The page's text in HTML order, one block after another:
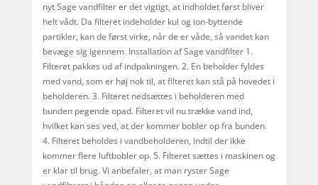
nyt Sage vandfilter er det vigtigt, at indholdet først bliver
helt vådt. Da filteret indeholder kul og ion-byttende
partikler, kan de først virke, når de er våde, så vandet kan
bevæge sig igennem. Installation af Sage vandfilter 1.
Filteret pakkes ud af indpakningen. 2. En beholder fyldes
med vand, som er høj nok til, at filteret kan stå på hovedet i
beholderen. 3. Filteret nedsættes i beholderen med
bunden pegende opad. Filteret vil nu trække vand ind,
hvilket kan ses ved, at der kommer bobler op fra bunden.
4. Filteret beholdes i vandbeholderen, indtil der ikke
kommer flere luftbobler op. 5. Filteret sættes i maskinen og
er klar til brug. Vi anbefaler, at man ryster Sage